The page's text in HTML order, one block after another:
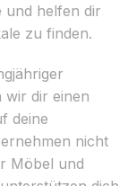
und helfen dir
zu finden.
wir dir einen
deine
nicht
Möbel und